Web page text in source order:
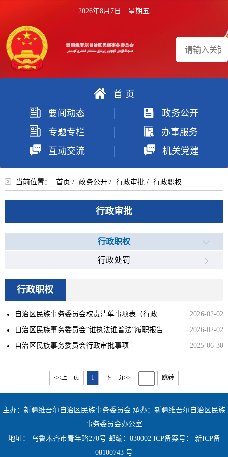
2026年8月7日 星期五
索
首 页
要闻动态
政务公开
专题专栏
办事服务
互动交流
机关党建
当前位置： 首页 / 政务公开/ 行政审批/ 行政职权
行政审批
行政职权
行政处罚
行政职权
自治区民族事务委员会权责清单事项表（行政确认） 2026-02-02
自治区民族事务委员会“谁执法谁普法”履职报告 2026-02-02
自治区民族事务委员会行政审批事项 2025-06-30
<<上一页 1 下一页>> 跳转
主办：新疆维吾尔自治区民族事务委员会 承办：新疆维吾尔自治区民族
事务委员会办公室
地址： 乌鲁木齐市青年路270号 邮编：830002 ICP备案号： 新ICP备
08100743 号